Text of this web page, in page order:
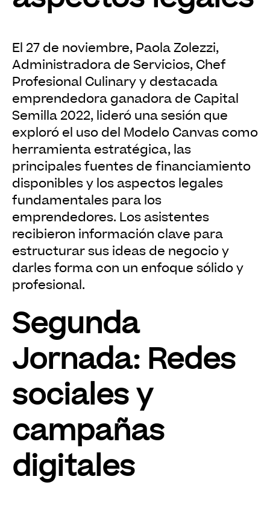
El 27 de noviembre, Paola Zolezzi,
Administradora de Servicios, Chef
Profesional Culinary y destacada
emprendedora ganadora de Capital
Semilla 2022, lideró una sesión que
exploró el uso del Modelo Canvas como
herramienta estratégica, las
principales fuentes de financiamiento
disponibles y los aspectos legales
fundamentales para los
emprendedores. Los asistentes
recibieron información clave para
estructurar sus ideas de negocio y
darles forma con un enfoque sólido y
profesional.
Segunda
Jornada: Redes
sociales y
campañas
digitales